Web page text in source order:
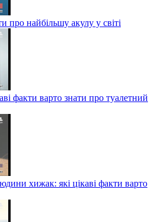
про найбільшу акулу у світі
факти варто знати про туалетний
хижак: які цікаві факти варто